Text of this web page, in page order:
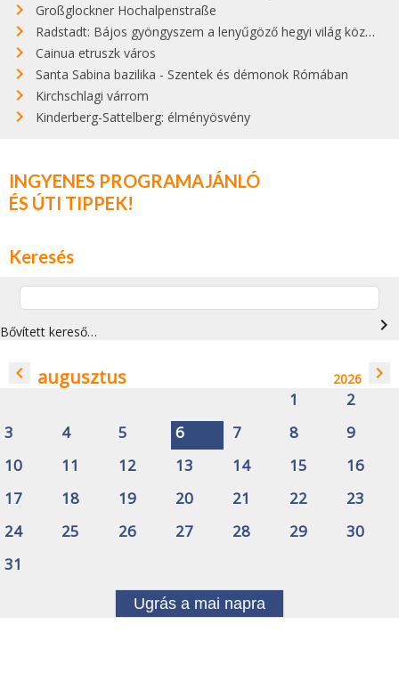
Großglockner Hochalpenstraße
Radstadt: Bájos gyöngyszem a lenyűgöző hegyi világ közepén
Cainua etruszk város
Santa Sabina bazilika - Szentek és démonok Rómában
Kirchschlagi várrom
Kinderberg-Sattelberg: élményösvény
INGYENES PROGRAMAJÁNLÓ
ÉS ÚTI TIPPEK!
Keresés
Bővített kereső… navigate_next
navigate_before augusztus 2026 navigate_next
1
2
3
4 5 6 7 8
9
10
11 12 13 14 15
16
17
18 19 20 21 22
23
24
25 26 27 28 29
30
31
Ugrás a mai napra